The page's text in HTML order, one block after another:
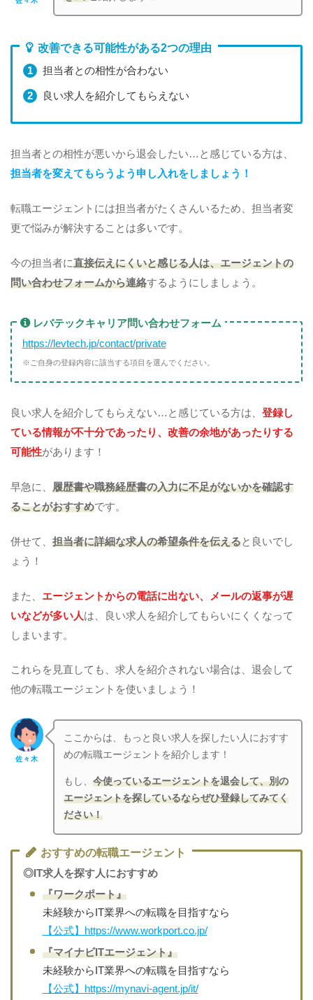
改善できる可能性がある2つの理由
担当者との相性が合わない
良い求人を紹介してもらえない
担当者との相性が悪いから退会したい…と感じている方は、
担当者を変えてもらうよう申し入れをしましょう！
転職エージェントには担当者がたくさんいるため、担当者変
更で悩みが解決することは多いです。
今の担当者に直接伝えにくいと感じる人は、エージェントの
問い合わせフォームから連絡するようにしましょう。
レバテックキャリア問い合わせフォーム
https://levtech.jp/contact/private
※ご自身の登録内容に該当する項目を選んでください。
良い求人を紹介してもらえない…と感じている方は、 登録し
ている情報が不十分であったり、改善の余地があったりする
可能性があります！
早急に、 履歴書や職務経歴書の入力に不足がないかを確認す
ることがおすすめです。
併せて、 担当者に詳細な求人の希望条件を伝えると良いでし
ょう！
また、 エージェントからの電話に出ない、メールの返事が遅
いなどが多い人は、良い求人を紹介してもらいにくくなって
しまいます。
これらを見直しても、求人を紹介されない場合は、退会して
他の転職エージェントを使いましょう！
佐々木
ここからは、もっと良い求人を探したい人におすす
めの転職エージェントを紹介します！
もし、今使っているエージェントを退会して、別の
エージェントを探しているならぜひ登録してみてく
ださい！
おすすめの転職エージェント
◎IT求人を探す人におすすめ
『ワークポート』
未経験からIT業界への転職を目指すなら
【公式】https://www.workport.co.jp/
『マイナビITエージェント』
未経験からIT業界への転職を目指すなら
【公式】https://mynavi-agent.jp/it/